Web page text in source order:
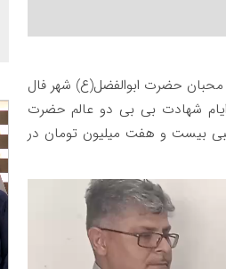
حضرت ابوالفضل(ع) شهر فال
شهادت بی بی دو عالم حضرت
بیست و هفت میلیون تومان در